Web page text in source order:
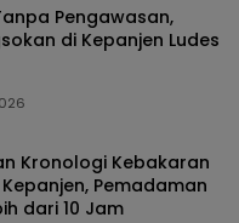
Pengawasan,
di Kepanjen Ludes
Kronologi Kebakaran
Pemadaman
dari 10 Jam